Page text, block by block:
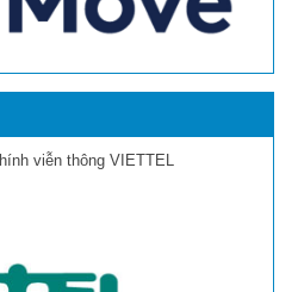
viễn thông VIETTEL